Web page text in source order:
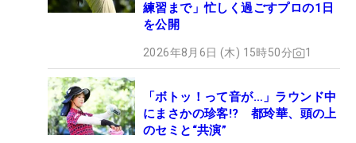
練習まで」忙しく過ごすプロの1日
を公開
2026年8月6日 (木) 15時50分 1
「ボトッ！って音が…」ラウンド中
にまさかの珍客!? 都玲華、頭の上
のセミと“共演”